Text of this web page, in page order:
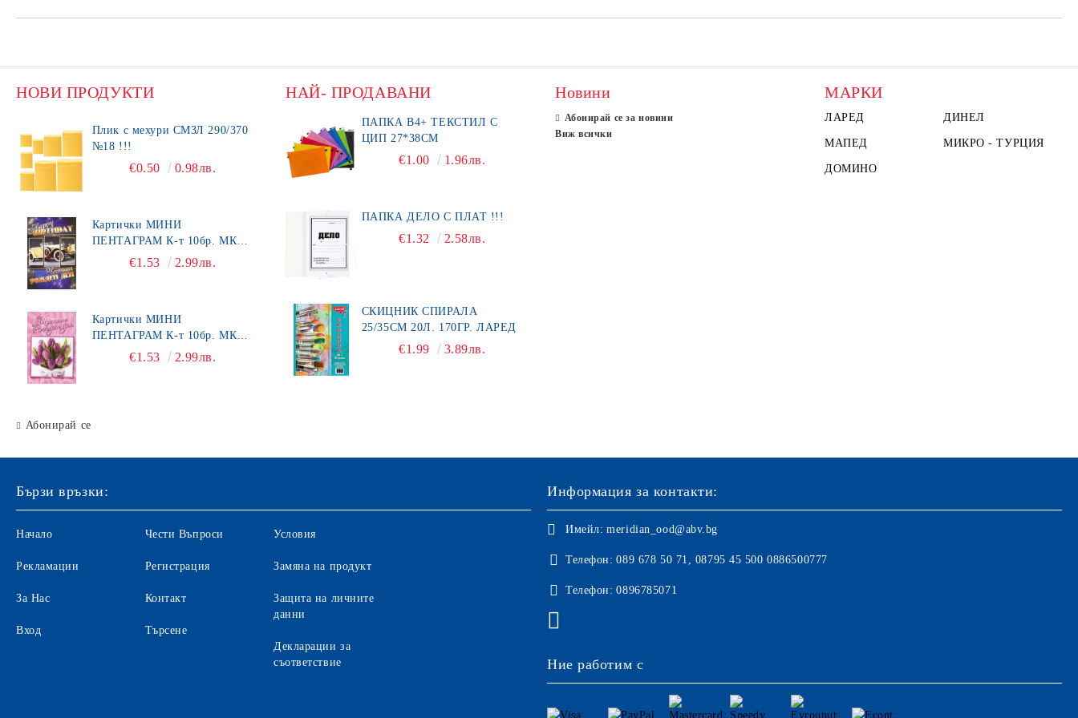
НОВИ ПРОДУКТИ
Плик с мехури СМЗЛ 290/370
№18 !!!
€0.50 0.98лв.
Картички МИНИ
ПЕНТАГРАМ К-т 10бр. МК
€1.53 2.99лв.
Картички МИНИ
ПЕНТАГРАМ К-т 10бр. МК
€1.53 2.99лв.
Абонирай се
НАЙ- ПРОДАВАНИ
ПАПКА В4+ ТЕКСТИЛ С
ЦИП 27*38СМ
€1.00 1.96лв.
ПАПКА ДЕЛО С ПЛАТ !!!
€1.32 2.58лв.
СКИЦНИК СПИРАЛА
25/35СМ 20Л. 170ГР. ЛАРЕД
€1.99 3.89лв.
Новини
Абонирай се за новини
Виж всички
МАРКИ
ЛАРЕД ДИНЕЛ
МАПЕД МИКРО - ТУРЦИЯ
ДОМИНО
Бързи връзки:
Начало
Рекламации
За Нас
Вход
Чести Въпроси
Регистрация
Контакт
Търсене
Условия
Замяна на продукт
Защита на личните
данни
Декларации за
съответствие
Информация за контакти:
Имейл: meridian_ood@abv.bg
Телефон: 089 678 50 71, 08795 45 500 0886500777
Телефон: 0896785071
Ние работим с